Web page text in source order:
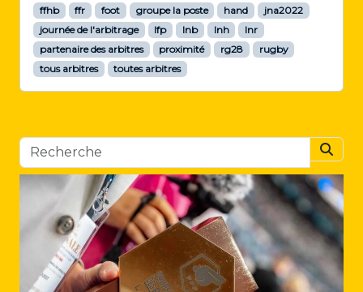
ffhb
ffr foot groupe la poste hand
jna2022
journée de l'arbitrage
lfp lnb lnh
lnr
partenaire des arbitres
proximité rg28
rugby
tous arbitres
toutes arbitres